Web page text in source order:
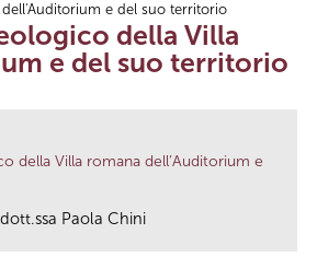
e del suo territorio
della Villa
e del suo territorio
della Villa romana dell’Auditorium e
Paola Chini